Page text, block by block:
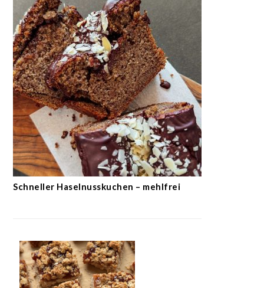
Schneller Haselnusskuchen – mehlfrei